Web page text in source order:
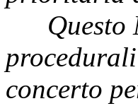
concerto